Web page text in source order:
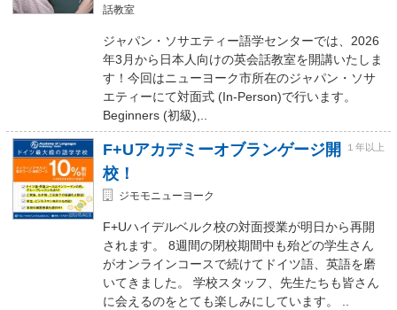
話教室
ジャパン・ソサエティー語学センターでは、2026
年3月から日本人向けの英会話教室を開講いたしま
す！今回はニューヨーク市所在のジャパン・ソサ
エティーにて対面式 (In-Person)で行います。
Beginners (初級),..
F+Uアカデミーオブランゲージ開
校！
１年以上
ジモモニューヨーク
F+Uハイデルベルク校の対面授業が明日から再開
されます。 8週間の閉校期間中も殆どの学生さん
がオンラインコースで続けてドイツ語、英語を磨
いてきました。 学校スタッフ、先生たちも皆さん
に会えるのをとても楽しみにしています。 ..